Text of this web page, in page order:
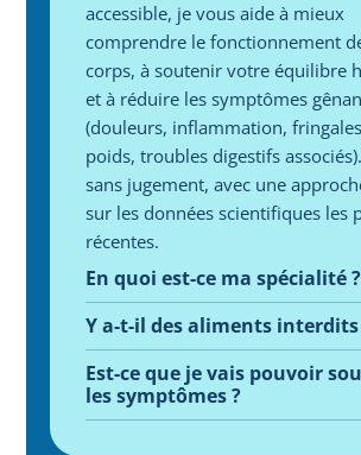
accessible, je vous aide à mieux
comprendre le fonctionnement
corps, à soutenir votre équilibre
et à réduire les symptômes
(douleurs, inflammation,
poids, troubles digestifs
sans jugement, avec une
sur les données scientifiques les
récentes.
En quoi est-ce ma spécialité ?
Y a-t-il des aliments interdits
Est-ce que je vais pouvoir
les symptômes ?